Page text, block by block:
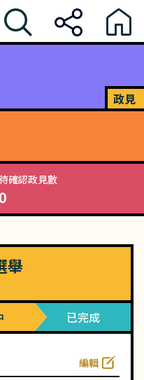
政見
待確認政見數
0
舉
已完成
編輯